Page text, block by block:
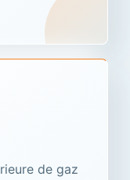
de gaz